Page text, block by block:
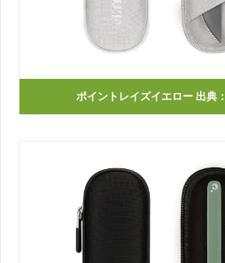
ポイントレイズイエロー 出典：